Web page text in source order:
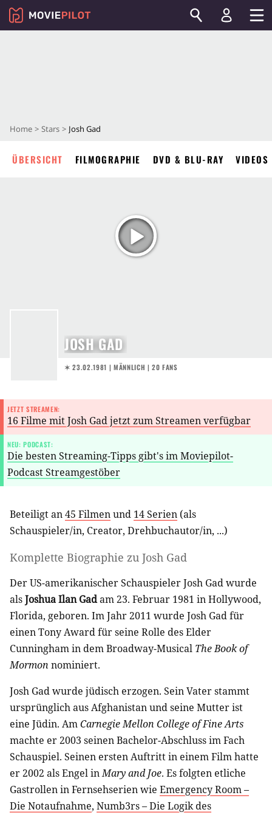
Home Stars Josh Gad
ÜBERSICHT FILMOGRAPHIE DVD & BLU-RAY VIDEOS
JOSH GAD
✶ 23.02.1981 | MÄNNLICH | 20 FANS
JETZT STREAMEN:
16 Filme mit Josh Gad jetzt zum Streamen verfügbar
NEU: PODCAST:
Die besten Streaming-Tipps gibt's im Moviepilot-
Podcast Streamgestöber
Beteiligt an45 Filmenund 14 Serien (als
Schauspieler/in, Creator, Drehbuchautor/in, ...)
Komplette Biographie zu Josh Gad
Der US-amerikanischer Schauspieler Josh Gad wurde
alsJoshua Ilan Gadam 23. Februar 1981 in Hollywood,
Florida, geboren. Im Jahr 2011 wurde Josh Gad für
einen Tony Award für seine Rolle des Elder
Cunningham in dem Broadway-Musical The Book of
Mormon nominiert.
Josh Gad wurde jüdisch erzogen. Sein Vater stammt
ursprünglich aus Afghanistan und seine Mutter ist
eine Jüdin. AmCarnegie Mellon College of Fine Arts
machte er 2003 seinen Bachelor-Abschluss im Fach
Schauspiel. Seinen ersten Auftritt in einem Film hatte
er 2002 als Engel inMary and Joe. Es folgten etliche
Gastrollen in Fernsehserien wie Emergency Room –
Die Notaufnahme, Numb3rs – Die Logik des